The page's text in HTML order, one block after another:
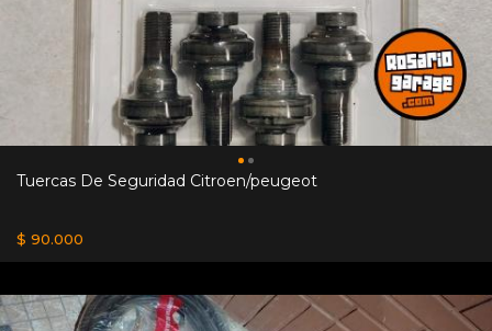
Tuercas De Seguridad Citroen/peugeot
$ 90.000